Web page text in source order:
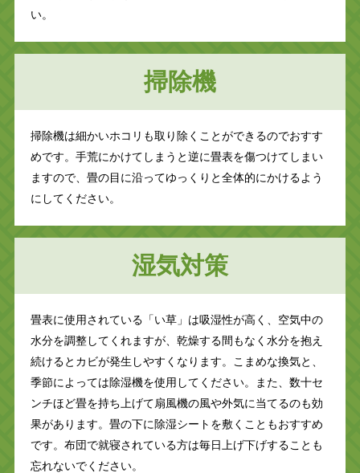
い。
掃除機
掃除機は細かいホコリも取り除くことができるのでおすす
めです。手荒にかけてしまうと逆に畳表を傷つけてしまい
ますので、畳の目に沿ってゆっくりと全体的にかけるよう
にしてください。
湿気対策
畳表に使用されている「い草」は吸湿性が高く、空気中の
水分を調整してくれますが、乾燥する間もなく水分を抱え
続けるとカビが発生しやすくなります。こまめな換気と、
季節によっては除湿機を使用してください。また、数十セ
ンチほど畳を持ち上げて扇風機の風や外気に当てるのも効
果があります。畳の下に除湿シートを敷くこともおすすめ
です。布団で就寝されている方は毎日上げ下げすることも
忘れないでください。